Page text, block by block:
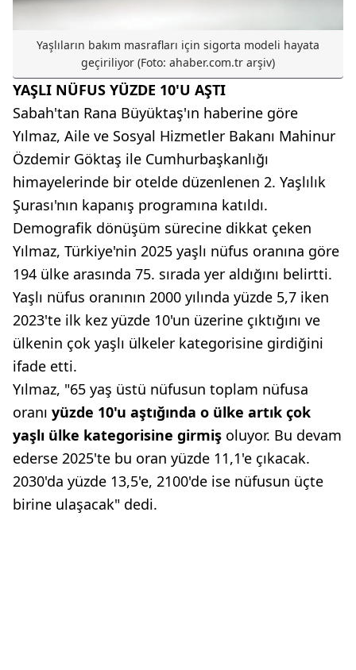
Yaşlıların bakım masrafları için sigorta modeli hayata
geçiriliyor (Foto: ahaber.com.tr arşiv)
YAŞLI NÜFUS YÜZDE 10'U AŞTI
Sabah'tan Rana Büyüktaş'ın haberine göre
Yılmaz, Aile ve Sosyal Hizmetler Bakanı Mahinur
Özdemir Göktaş ile Cumhurbaşkanlığı
himayelerinde bir otelde düzenlenen 2. Yaşlılık
Şurası'nın kapanış programına katıldı.
Demografik dönüşüm sürecine dikkat çeken
Yılmaz, Türkiye'nin 2025 yaşlı nüfus oranına göre
194 ülke arasında 75. sırada yer aldığını belirtti.
Yaşlı nüfus oranının 2000 yılında yüzde 5,7 iken
2023'te ilk kez yüzde 10'un üzerine çıktığını ve
ülkenin çok yaşlı ülkeler kategorisine girdiğini
ifade etti.
Yılmaz, "65 yaş üstü nüfusun toplam nüfusa
oranı yüzde 10'u aştığında o ülke artık çok
yaşlı ülke kategorisine girmiş oluyor. Bu devam
ederse 2025'te bu oran yüzde 11,1'e çıkacak.
2030'da yüzde 13,5'e, 2100'de ise nüfusun üçte
birine ulaşacak" dedi.